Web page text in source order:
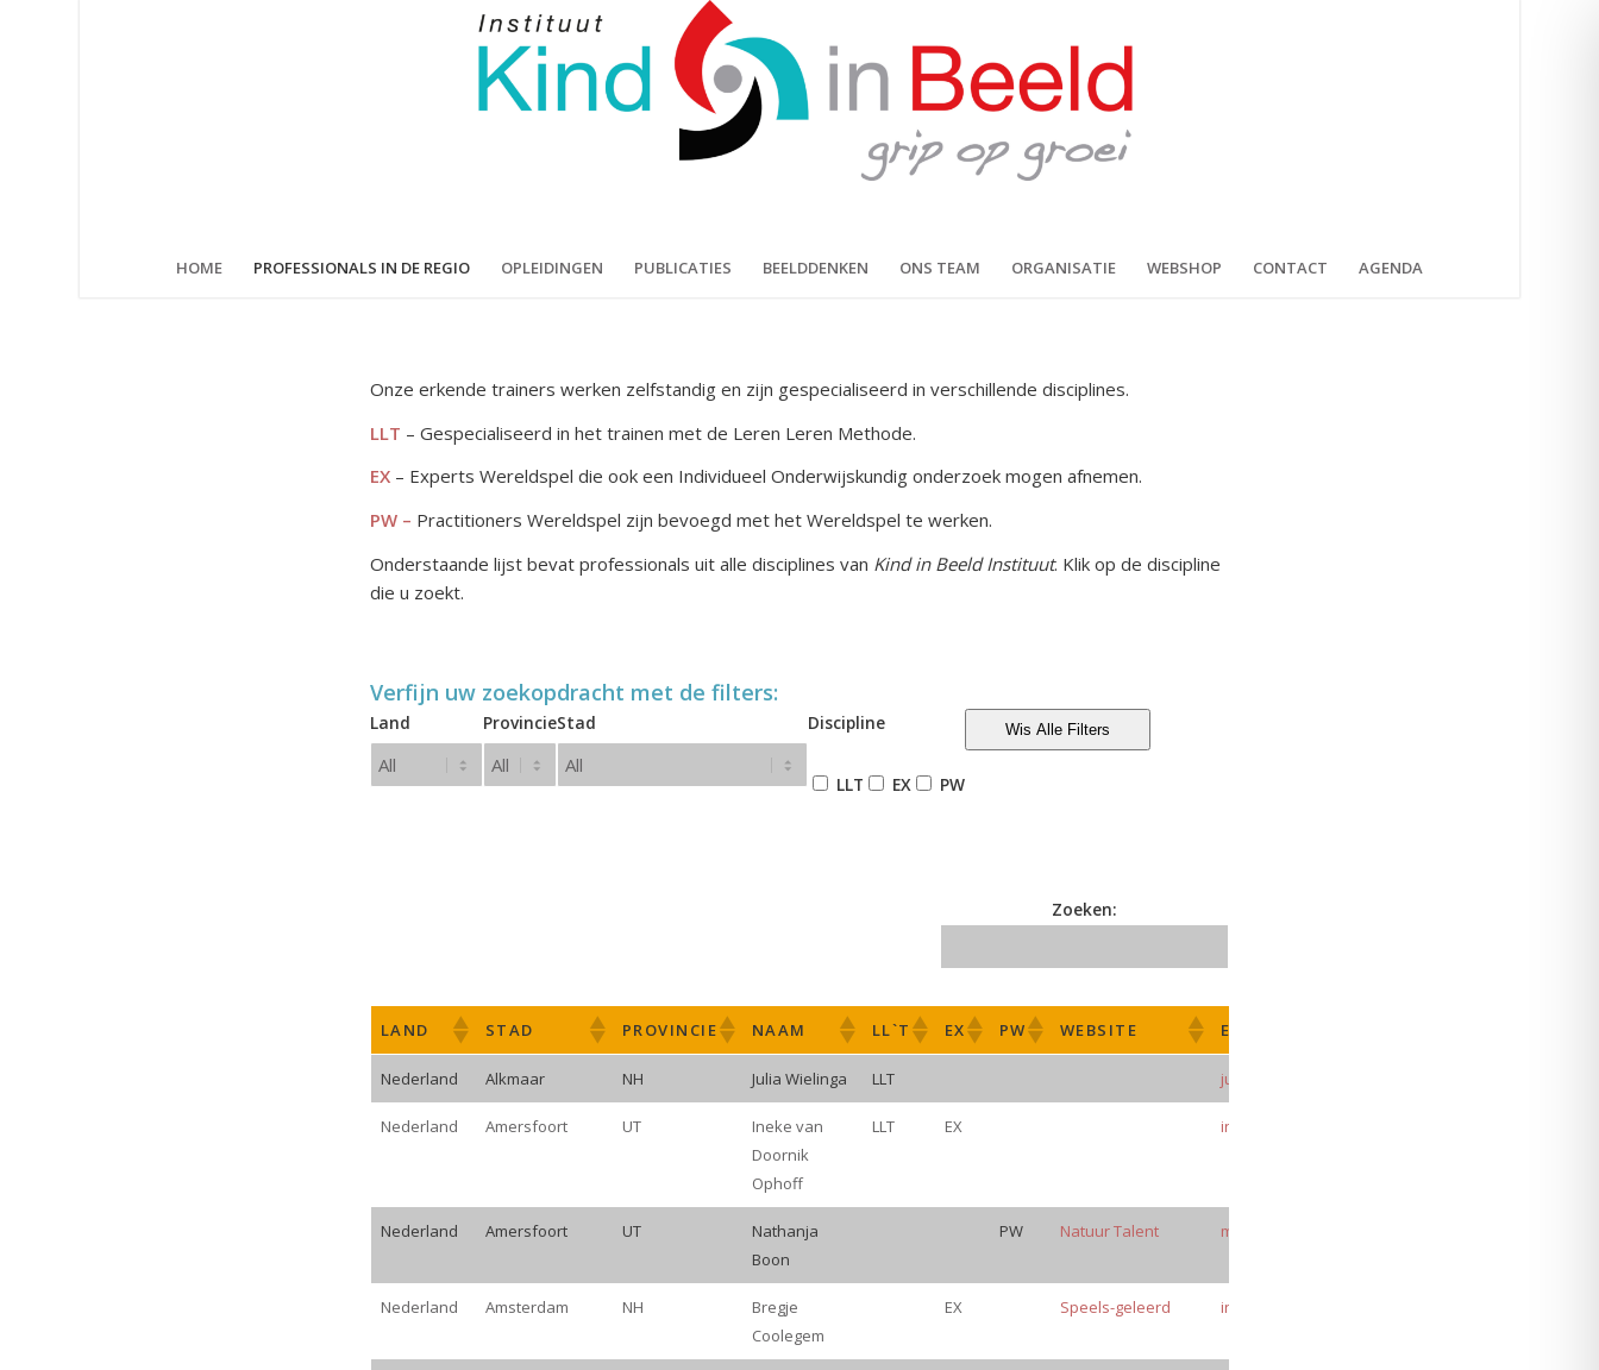
HOME PROFESSIONALS IN DE REGIO OPLEIDINGEN PUBLICATIES BEELDDENKEN ONS TEAM ORGANISATIE WEBSHOP CONTACT AGENDA
Onze erkende trainers werken zelfstandig en zijn gespecialiseerd in verschillende disciplines.
LLT – Gespecialiseerd in het trainen met de Leren Leren Methode.
EX– Experts Wereldspel die ook een Individueel Onderwijskundig onderzoek mogen afnemen.
PW – Practitioners Wereldspel zijn bevoegd met het Wereldspel te werken.
Onderstaande lijst bevat professionals uit alle disciplines van Kind in Beeld Instituut. Klik op de discipline
die u zoekt.
Verfijn uw zoekopdracht met de filters:
Land ProvincieStad Discipline
LLT EX PW
Wis Alle Filters
Zoeken:
LAND STAD PROVINCIE NAAM LL`T EX PW WEBSITE
EMAIL
Nederland Alkmaar NH Julia Wielinga LLT julia@studiesucces.nl
Nederland Amersfoort UT
Ineke van
Doornik
Ophoff
LLT EX inekevandoornik@cordeoscholen.nl
Nederland Amersfoort UT
Nathanja
Boon
PW Natuur Talent mail@natuurtalent.net
Nederland Amsterdam NH
Bregje
Coolegem
EX Speels-geleerd info@speels-geleerd.nl